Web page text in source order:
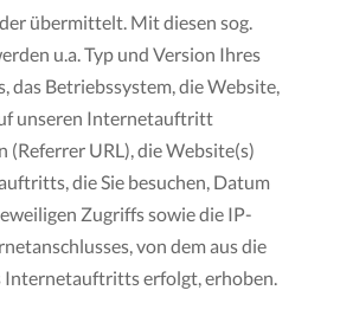
übermittelt. Mit diesen sog.
u.a. Typ und Version Ihres
das Betriebssystem, die Website,
unseren Internetauftritt
(Referrer URL), die Website(s)
die Sie besuchen, Datum
Zugriffs sowie die IP-
von dem aus die
Internetauftritts erfolgt, erhoben.